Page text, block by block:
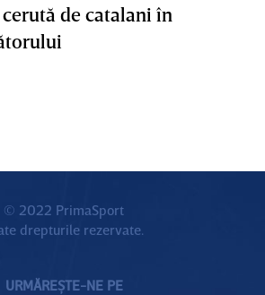
de catalani în
© 2022 PrimaSport
drepturile rezervate.
URMĂREȘTE-NE PE